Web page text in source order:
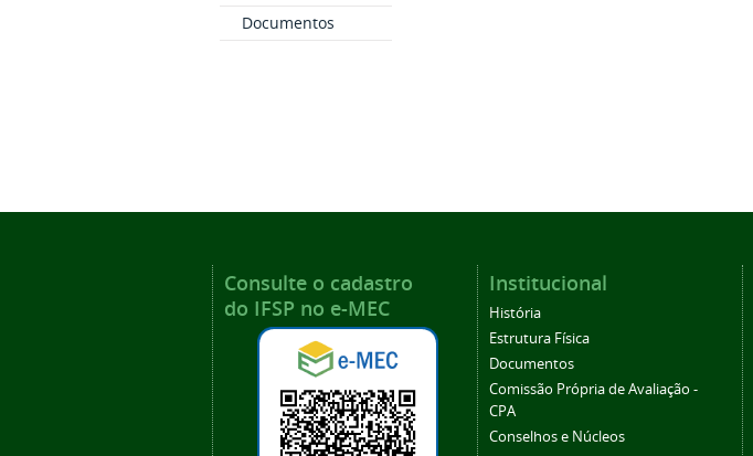
Documentos
Consulte o cadastro
do IFSP no e-MEC
Institucional
História
Estrutura Física
Documentos
Comissão Própria de Avaliação -
CPA
Conselhos e Núcleos